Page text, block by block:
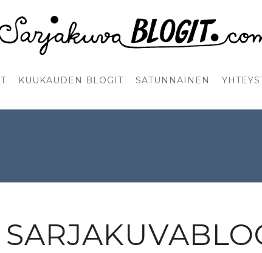
KUUKAUDEN BLOGIT SATUNNAINEN